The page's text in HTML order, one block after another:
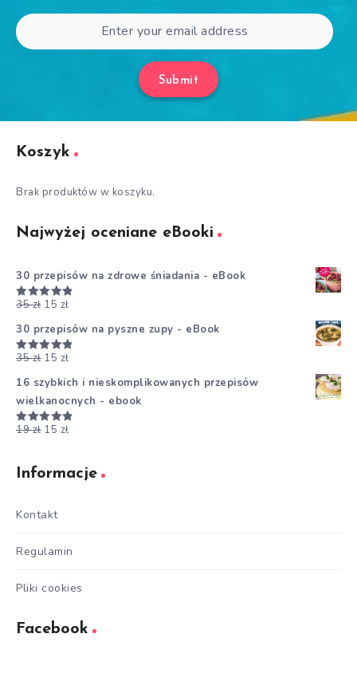
Submit
Koszyk
Brak produktów w koszyku.
Najwyżej oceniane eBooki
30 przepisów na zdrowe śniadania - eBook
Oceniono
35zł 15 zł
30 przepisów na pyszne zupy - eBook
Oceniono
35zł 15 zł
16 szybkich i nieskomplikowanych przepisów
wielkanocnych - ebook
Oceniono
19zł 15 zł
Informacje
Kontakt
Regulamin
Pliki cookies
Facebook